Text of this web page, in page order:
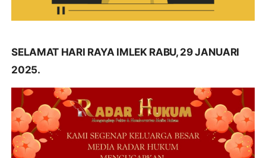
SELAMAT HARI RAYA IMLEK RABU, 29 JANUARI
2025.